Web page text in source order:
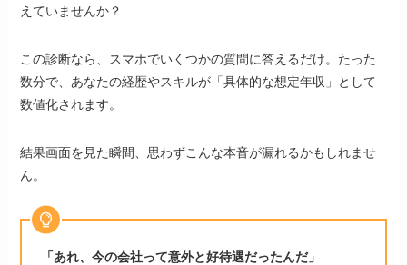
えていませんか？
この診断なら、スマホでいくつかの質問に答えるだけ。たった
数分で、あなたの経歴やスキルが「具体的な想定年収」として
数値化されます。
結果画面を見た瞬間、思わずこんな本音が漏れるかもしれませ
ん。
「あれ、今の会社って意外と好待遇だったんだ」